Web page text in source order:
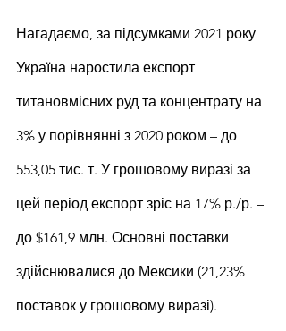
Нагадаємо, за підсумками 2021 року
Україна наростила експорт
титановмісних руд та концентрату на
3% у порівнянні з 2020 роком – до
553,05 тис. т. У грошовому виразі за
цей період експорт зріс на 17% р./р. –
до $161,9 млн. Основні поставки
здійснювалися до Мексики (21,23%
поставок у грошовому виразі).